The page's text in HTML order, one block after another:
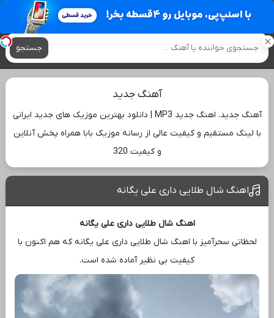
آهنگ های جدید
جستجو
آهنگ جدید
آهنگ جدید. اهنگ جدید MP3 | دانلود بهترین موزیک های جدید ایرانی
با لینک مستقیم و کیفیت عالی از رسانه موزیک بابا همراه پخش آنلاین
و کیفیت 320
اهنگ شال طلایی داری علی یگانه
اهنگ شال طلایی داری علی یگانه
لحظاتی سحرآمیز با اهنگ شال طلایی داری علی یگانه که هم اکنون با
کیفیت بی ‌نظیر آماده شده است.